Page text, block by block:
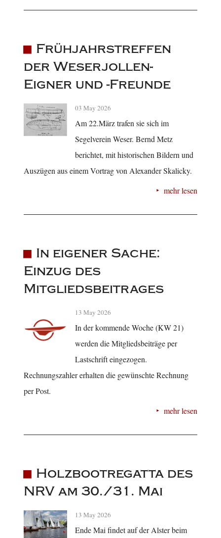
Frühjahrstreffen
der Weserjollen-
Eigner und -Freunde
03 May 2026
Am 22.März trafen sie sich im
Segelverein Weser. Bernd Metz
berichtet, mit historischen Bildern und
Auszügen aus einem Vortrag von Alexander Skalicky.
mehr lesen
In eigener Sache:
Einzug des
Mitgliedsbeitrages
13 May 2026
In der kommende Woche (KW 21)
werden die Mitgliedsbeiträge per
Lastschrift eingezogen.
Rechnungszahler erhalten die gewünschte Rechnung
per Post.
mehr lesen
Holzbootregatta des
NRV am 30./31. Mai
13 May 2026
Ende Mai findet auf der Alster beim